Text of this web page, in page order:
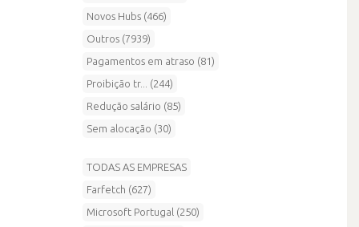
Novos Hubs (466)
Outros (7939)
Pagamentos em atraso (81)
Proibição tr... (244)
Redução salário (85)
Sem alocação (30)
TODAS AS EMPRESAS
Farfetch (627)
Microsoft Portugal (250)